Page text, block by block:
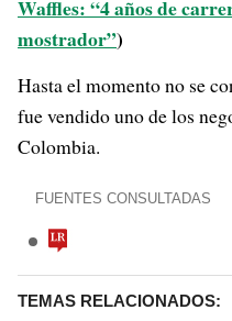
Waffles: “4 años de
mostrador”)
Hasta el momento no se
fue vendido uno de los
Colombia.
FUENTES CONSULTADAS
TEMAS RELACIONADOS: